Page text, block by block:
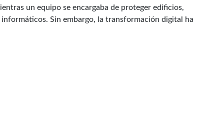
un equipo se encargaba de proteger edificios,
Sin embargo, la transformación digital ha